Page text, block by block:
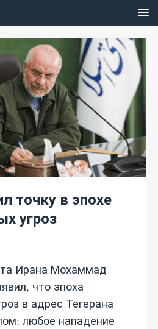
точку в эпохе
угроз
Ирана Мохаммад
что эпоха
в адрес Тегерана
любое нападение